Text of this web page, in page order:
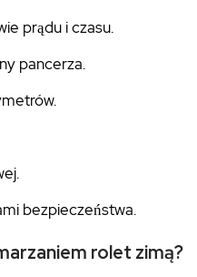
prądu i czasu.
pancerza.
bezpieczeństwa.
rolet zimą?